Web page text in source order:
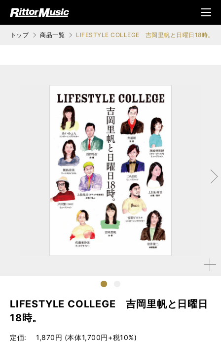
ジック (Rittor Musi
メニ
ュ
トップ 商品一覧 LIFESTYLE COLLEGE 吉岡里帆と日曜日18時。
拡大す
1
LIFESTYLE COLLEGE 吉岡里帆と日曜日
18時。
定価
1,870円 (本体1,700円+税10%)